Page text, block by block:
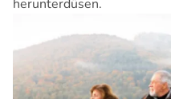
herunterdüsen.